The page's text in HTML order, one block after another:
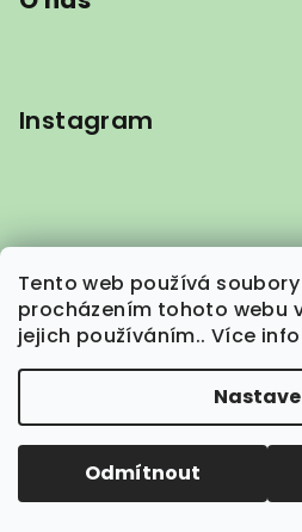
Tento web používá
procházením tohoto webu
jejich používáním.. Více
Odmítnout
Instagram